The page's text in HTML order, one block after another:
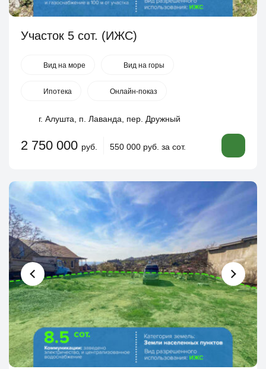
Участок 5 сот. (ИЖС)
Вид на море Вид на горы
Ипотека Онлайн-показ
г. Алушта, п. Лаванда, пер. Дружный
2 750 000 руб. 550 000 руб. за сот.